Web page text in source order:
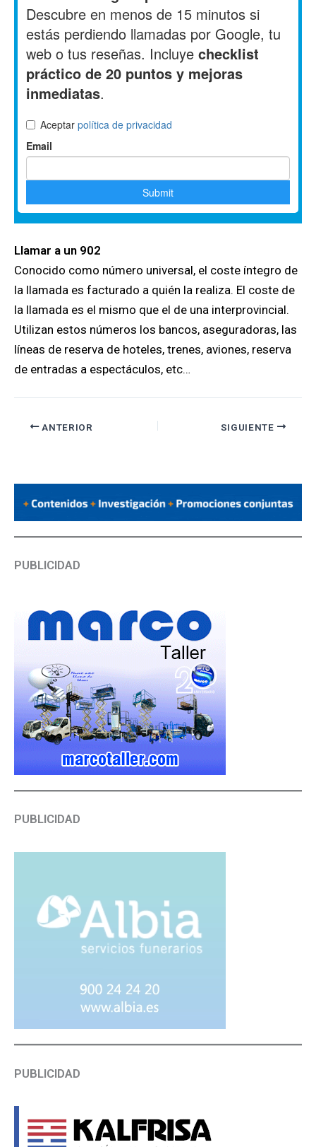
Llamar a un 902
Conocido como número universal, el coste íntegro de
la llamada es facturado a quién la realiza. El coste de
la llamada es el mismo que el de una interprovincial.
Utilizan estos números los bancos, aseguradoras, las
líneas de reserva de hoteles, trenes, aviones, reserva
de entradas a espectáculos, etc…
ANTERIOR SIGUIENTE
PUBLICIDAD
PUBLICIDAD
PUBLICIDAD